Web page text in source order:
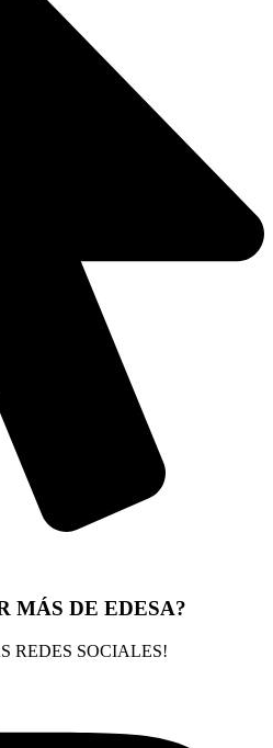
MÁS DE EDESA?
REDES SOCIALES!